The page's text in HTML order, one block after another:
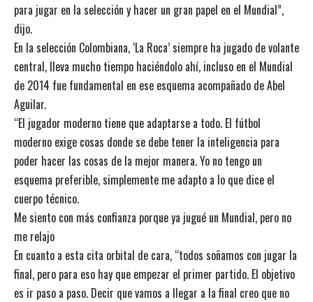
para jugar en la selección y hacer un gran papel en el Mundial”,
dijo.
En la selección Colombiana, ‘La Roca’ siempre ha jugado de volante
central, lleva mucho tiempo haciéndolo ahí, incluso en el Mundial
de 2014 fue fundamental en ese esquema acompañado de Abel
Aguilar.
“El jugador moderno tiene que adaptarse a todo. El fútbol
moderno exige cosas donde se debe tener la inteligencia para
poder hacer las cosas de la mejor manera. Yo no tengo un
esquema preferible, simplemente me adapto a lo que dice el
cuerpo técnico.
Me siento con más confianza porque ya jugué un Mundial, pero no
me relajo
En cuanto a esta cita orbital de cara, “todos soñamos con jugar la
final, pero para eso hay que empezar el primer partido. El objetivo
es ir paso a paso. Decir que vamos a llegar a la final creo que no